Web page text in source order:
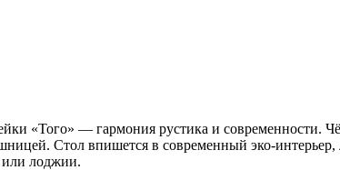
«Того» — гармония рустика и современности.
Стол впишется в современный
или лоджии.